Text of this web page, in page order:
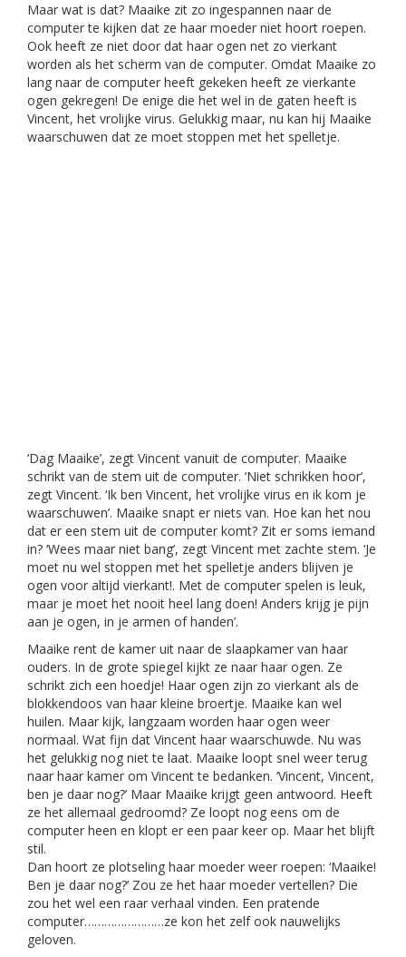
Maar wat is dat? Maaike zit zo ingespannen naar de
computer te kijken dat ze haar moeder niet hoort roepen.
Ook heeft ze niet door dat haar ogen net zo vierkant
worden als het scherm van de computer. Omdat Maaike zo
lang naar de computer heeft gekeken heeft ze vierkante
ogen gekregen! De enige die het wel in de gaten heeft is
Vincent, het vrolijke virus. Gelukkig maar, nu kan hij Maaike
waarschuwen dat ze moet stoppen met het spelletje.
‘Dag Maaike’, zegt Vincent vanuit de computer. Maaike
schrikt van de stem uit de computer. ‘Niet schrikken hoor’,
zegt Vincent. ‘Ik ben Vincent, het vrolijke virus en ik kom je
waarschuwen’. Maaike snapt er niets van. Hoe kan het nou
dat er een stem uit de computer komt? Zit er soms iemand
in? ‘Wees maar niet bang’, zegt Vincent met zachte stem. ‘Je
moet nu wel stoppen met het spelletje anders blijven je
ogen voor altijd vierkant!. Met de computer spelen is leuk,
maar je moet het nooit heel lang doen! Anders krijg je pijn
aan je ogen, in je armen of handen’.
Maaike rent de kamer uit naar de slaapkamer van haar
ouders. In de grote spiegel kijkt ze naar haar ogen. Ze
schrikt zich een hoedje! Haar ogen zijn zo vierkant als de
blokkendoos van haar kleine broertje. Maaike kan wel
huilen. Maar kijk, langzaam worden haar ogen weer
normaal. Wat fijn dat Vincent haar waarschuwde. Nu was
het gelukkig nog niet te laat. Maaike loopt snel weer terug
naar haar kamer om Vincent te bedanken. ‘Vincent, Vincent,
ben je daar nog?’ Maar Maaike krijgt geen antwoord. Heeft
ze het allemaal gedroomd? Ze loopt nog eens om de
computer heen en klopt er een paar keer op. Maar het blijft
stil.
Dan hoort ze plotseling haar moeder weer roepen: ‘Maaike!
Ben je daar nog?’ Zou ze het haar moeder vertellen? Die
zou het wel een raar verhaal vinden. Een pratende
computer……………………ze kon het zelf ook nauwelijks
geloven.